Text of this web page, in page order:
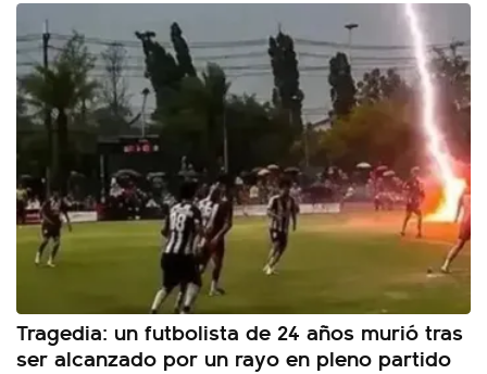
Tragedia: un futbolista de 24 años murió tras
ser alcanzado por un rayo en pleno partido